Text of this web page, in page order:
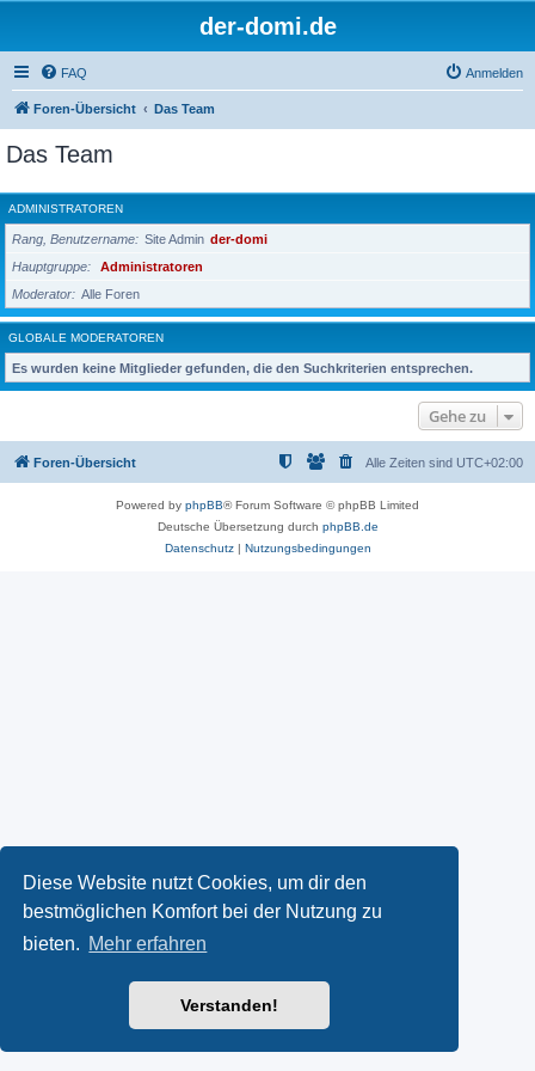
Diese Website nutzt Cookies, um dir den
bestmöglichen Komfort bei der Nutzung zu
bieten. Mehr erfahren
Verstanden!
der-domi.de
FAQ Anmelden
Foren-Übersicht Das Team
Das Team
ADMINISTRATOREN
Rang, Benutzername Site Admin der-domi
Hauptgruppe
Administratoren
Moderator
Alle Foren
GLOBALE MODERATOREN
Es wurden keine Mitglieder gefunden, die den Suchkriterien entsprechen.
Gehe zu
Foren-Übersicht Alle Zeiten sind UTC+02:00
Powered by phpBB® Forum Software © phpBB Limited
Deutsche Übersetzung durch phpBB.de
Datenschutz| Nutzungsbedingungen